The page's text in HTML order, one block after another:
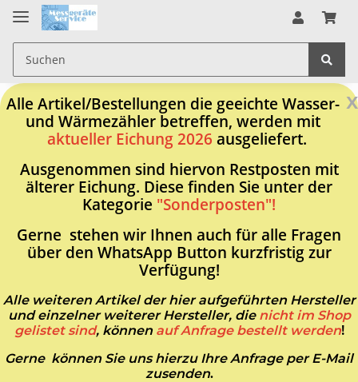
x
Alle Artikel/Bestellungen die geeichte Wasser-
und Wärmezähler betreffen, werden mit
aktueller Eichung 2026 ausgeliefert.
Ausgenommen sind hiervon Restposten mit
älterer Eichung. Diese finden Sie unter der
Kategorie "Sonderposten"!
Gerne stehen wir Ihnen auch für alle Fragen
über den WhatsApp Button kurzfristig zur
Verfügung!
Alle weiteren Artikel der hier aufgeführten Hersteller
und einzelner weiterer Hersteller, die nicht im Shop
gelistet sind, können auf Anfrage bestellt werden!
Gerne können Sie uns hierzu Ihre Anfrage per E-Mail
zusenden.